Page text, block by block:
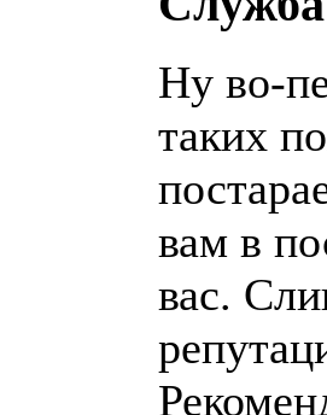
Ну во-
таких
вам в
вас.